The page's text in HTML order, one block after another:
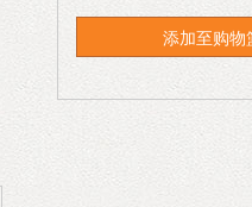
添加至购物